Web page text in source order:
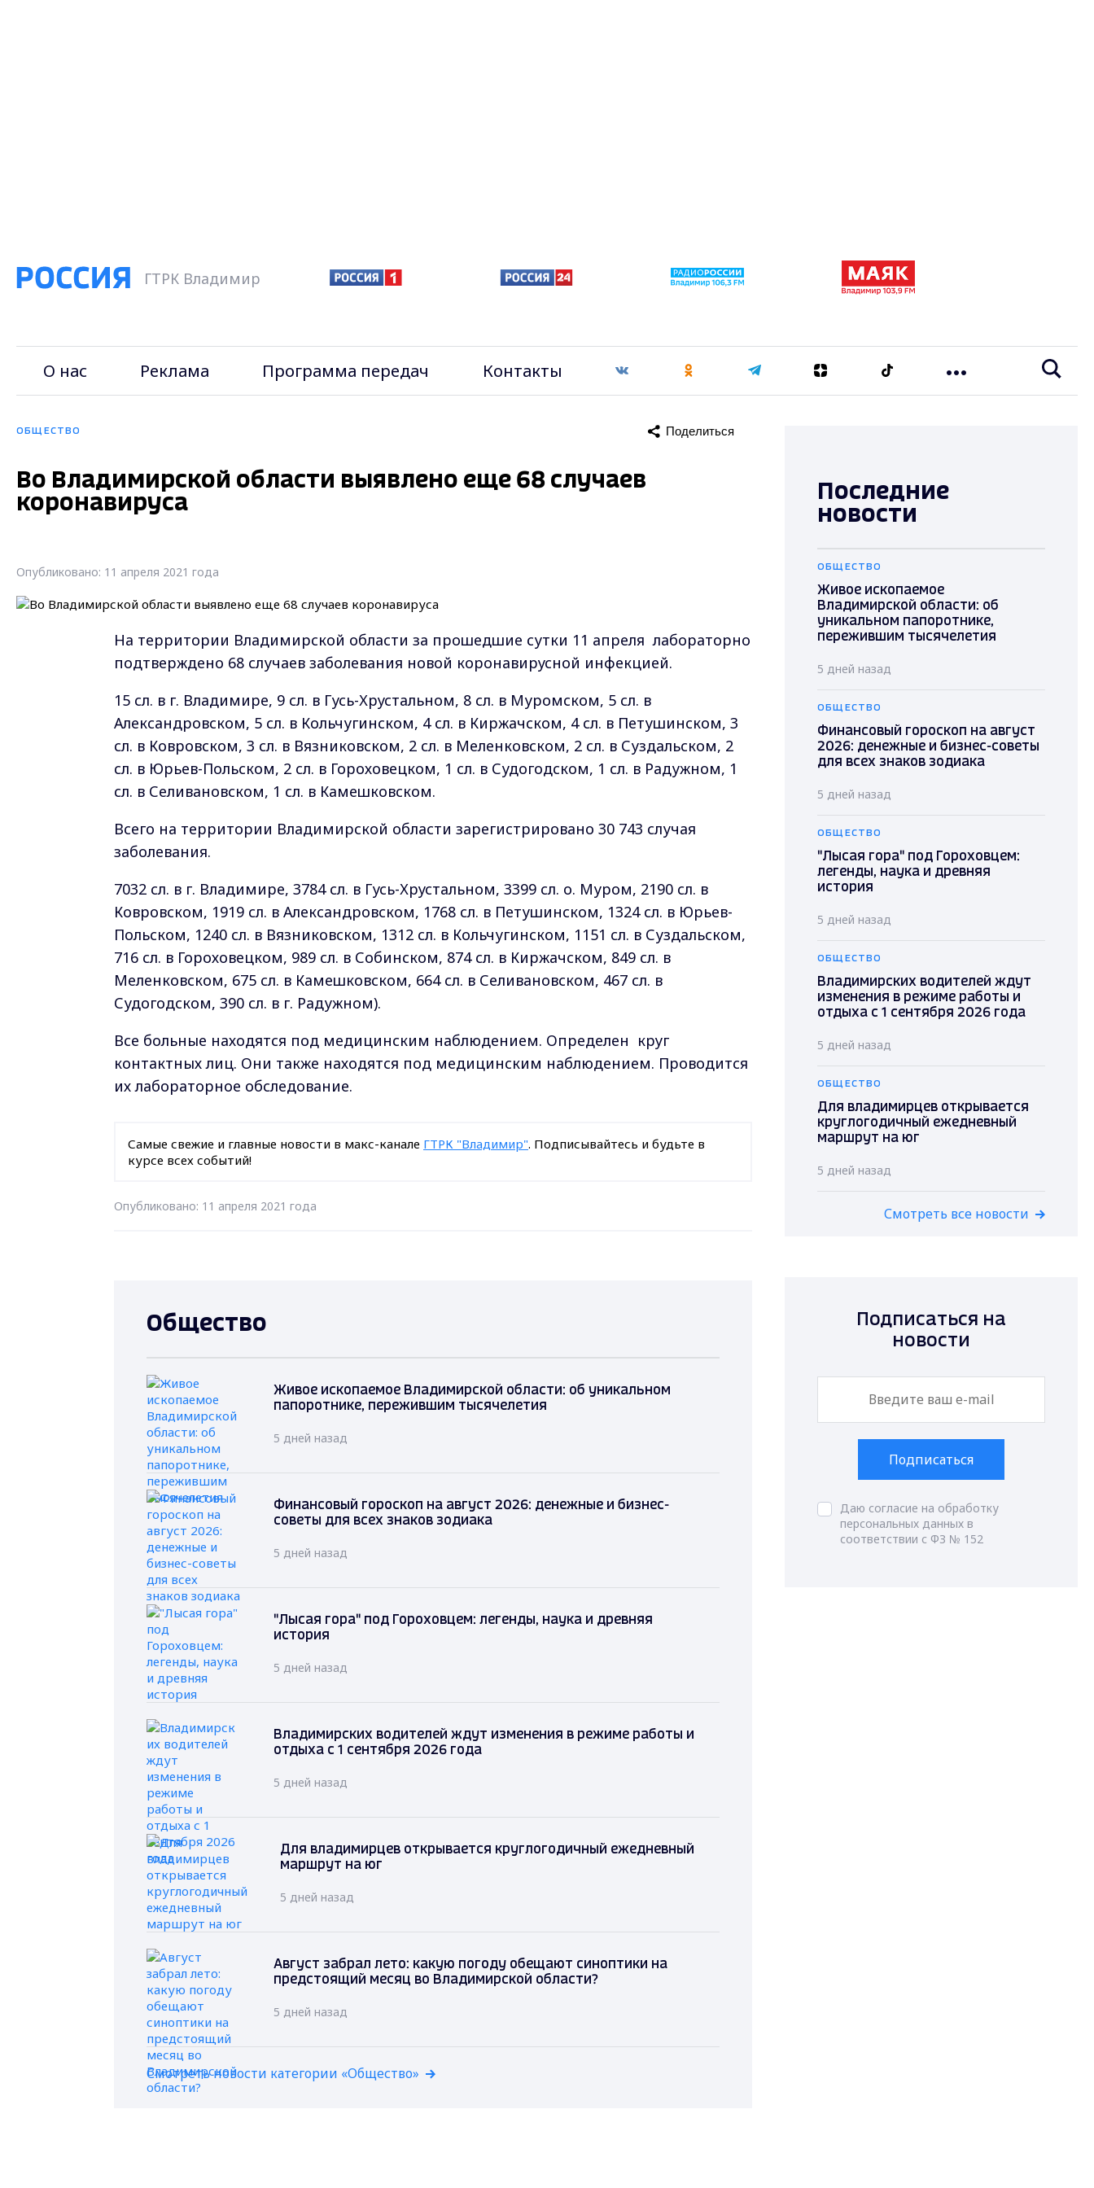
ГТРК Владимир
О нас Реклама Программа передач Контакты
ОБЩЕСТВО Поделиться
Во Владимирской области выявлено еще 68 случаев
коронавируса
Опубликовано: 11 апреля 2021 года
На территории Владимирской области за прошедшие сутки 11 апреля лабораторно
подтверждено 68 случаев заболевания новой коронавирусной инфекцией.
15 сл. в г. Владимире, 9 сл. в Гусь-Хрустальном, 8 сл. в Муромском, 5 сл. в
Александровском, 5 сл. в Кольчугинском, 4 сл. в Киржачском, 4 сл. в Петушинском, 3
сл. в Ковровском, 3 сл. в Вязниковском, 2 сл. в Меленковском, 2 сл. в Суздальском, 2
сл. в Юрьев-Польском, 2 сл. в Гороховецком, 1 сл. в Судогодском, 1 сл. в Радужном, 1
сл. в Селивановском, 1 сл. в Камешковском.
Всего на территории Владимирской области зарегистрировано 30 743 случая
заболевания.
7032 сл. в г. Владимире, 3784 сл. в Гусь-Хрустальном, 3399 сл. о. Муром, 2190 сл. в
Ковровском, 1919 сл. в Александровском, 1768 сл. в Петушинском, 1324 сл. в Юрьев-
Польском, 1240 сл. в Вязниковском, 1312 сл. в Кольчугинском, 1151 сл. в Суздальском,
716 сл. в Гороховецком, 989 сл. в Собинском, 874 сл. в Киржачском, 849 сл. в
Меленковском, 675 сл. в Камешковском, 664 сл. в Селивановском, 467 сл. в
Судогодском, 390 сл. в г. Радужном).
Все больные находятся под медицинским наблюдением. Определен круг
контактных лиц. Они также находятся под медицинским наблюдением. Проводится
их лабораторное обследование.
Самые свежие и главные новости в макс-канале ГТРК "Владимир". Подписывайтесь и будьте в
курсе всех событий!
Опубликовано: 11 апреля 2021 года
Общество
Живое ископаемое Владимирской области: об уникальном
папоротнике, пережившим тысячелетия
5 дней назад
Финансовый гороскоп на август 2026: денежные и бизнес-
советы для всех знаков зодиака
5 дней назад
"Лысая гора" под Гороховцем: легенды, наука и древняя
история
5 дней назад
Владимирских водителей ждут изменения в режиме работы и
отдыха с 1 сентября 2026 года
5 дней назад
Для владимирцев открывается круглогодичный ежедневный
маршрут на юг
5 дней назад
Август забрал лето: какую погоду обещают синоптики на
предстоящий месяц во Владимирской области?
5 дней назад
Смотреть новости категории «Общество»
Последние
новости
ОБЩЕСТВО
Живое ископаемое
Владимирской области: об
уникальном папоротнике,
пережившим тысячелетия
5 дней назад
ОБЩЕСТВО
Финансовый гороскоп на август
2026: денежные и бизнес-советы
для всех знаков зодиака
5 дней назад
ОБЩЕСТВО
"Лысая гора" под Гороховцем:
легенды, наука и древняя
история
5 дней назад
ОБЩЕСТВО
Владимирских водителей ждут
изменения в режиме работы и
отдыха с 1 сентября 2026 года
5 дней назад
ОБЩЕСТВО
Для владимирцев открывается
круглогодичный ежедневный
маршрут на юг
5 дней назад
Смотреть все новости
Подписаться на
новости
Подписаться
Даю согласие на обработку
персональных данных в
соответствии с ФЗ № 152